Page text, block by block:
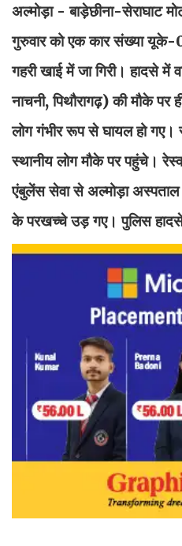
अल्मोड़ा - बाड़ेछीना-सेराघाट
गुरुवार को एक कार संख्या
गहरी खाई में जा गिरी। हादसे में
नाचनी, पिथौरागढ़) की मौके पर
लोग गंभीर रूप से घायल हो
स्थानीय लोग मौके पर पहुंचे।
एंबुलेंस सेवा से अल्मोड़ा अस्पताल
के परखच्चे उड़ गए। पुलिस